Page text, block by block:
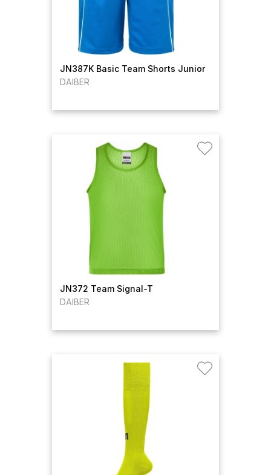
JN387K Basic Team Shorts Junior
DAIBER
JN372 Team Signal-T
DAIBER